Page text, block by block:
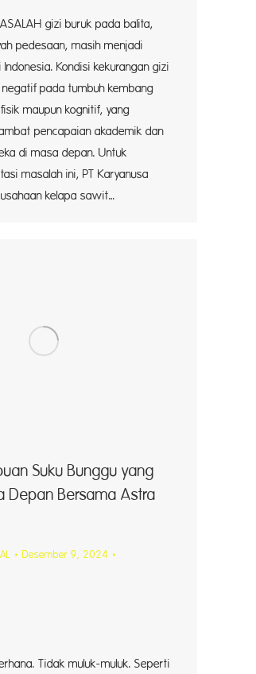
gizi buruk pada balita,
pedesaan, masih menjadi
Kondisi kekurangan gizi
pada tumbuh kembang
maupun kognitif, yang
pencapaian akademik dan
di masa depan. Untuk
masalah ini, PT Karyanusa
kelapa sawit…
Suku Bunggu yang
Depan Bersama Astra
Desember 9, 2024
Tidak muluk-muluk. Seperti